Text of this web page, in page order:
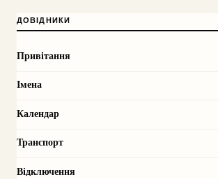
ДОВІДНИКИ
Привітання
Імена
Календар
Транспорт
Відключення